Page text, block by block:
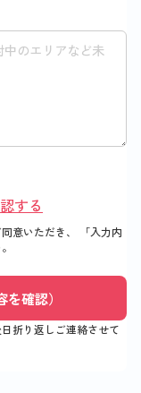
する
意いただき、
「入力内
確認）
折り返しご連絡させて